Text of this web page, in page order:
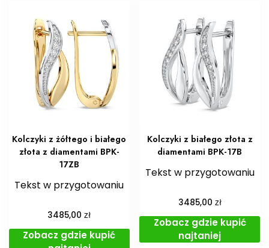
Kolczyki z żółtego i białego
złota z diamentami BPK-
17ZB
Tekst w przygotowaniu
3485,00zł
Zobacz gdzie kupić
Kolczyki z białego złota z
diamentami BPK-17B
Tekst w przygotowaniu
3485,00 zł
Zobacz gdzie kupić
najtaniej